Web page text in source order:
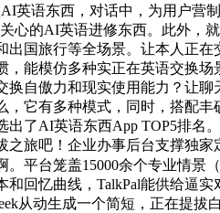
英语东西，对话中，为用户营
关心的AI英语进修东西。此外，
出国旅行等全场景。让本人正
，能模仿多种实正在英语交换
换自傲力和现实使用能力？让
，它有多种模式，同时，搭配
出了AI英语东西App TOP5排名
之旅吧！企业办事后台支撑独
。平台笼盖15000余个专业情景
和回忆曲线，TalkPal能供给逼
从动生成一个简短，正在提